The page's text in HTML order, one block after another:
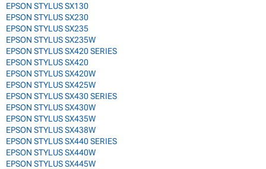
EPSON STYLUS SX130
EPSON STYLUS SX230
EPSON STYLUS SX235
EPSON STYLUS SX235W
EPSON STYLUS SX420 SERIES
EPSON STYLUS SX420
EPSON STYLUS SX420W
EPSON STYLUS SX425W
EPSON STYLUS SX430 SERIES
EPSON STYLUS SX430W
EPSON STYLUS SX435W
EPSON STYLUS SX438W
EPSON STYLUS SX440 SERIES
EPSON STYLUS SX440W
EPSON STYLUS SX445W